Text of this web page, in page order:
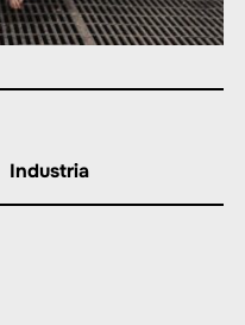
Industria